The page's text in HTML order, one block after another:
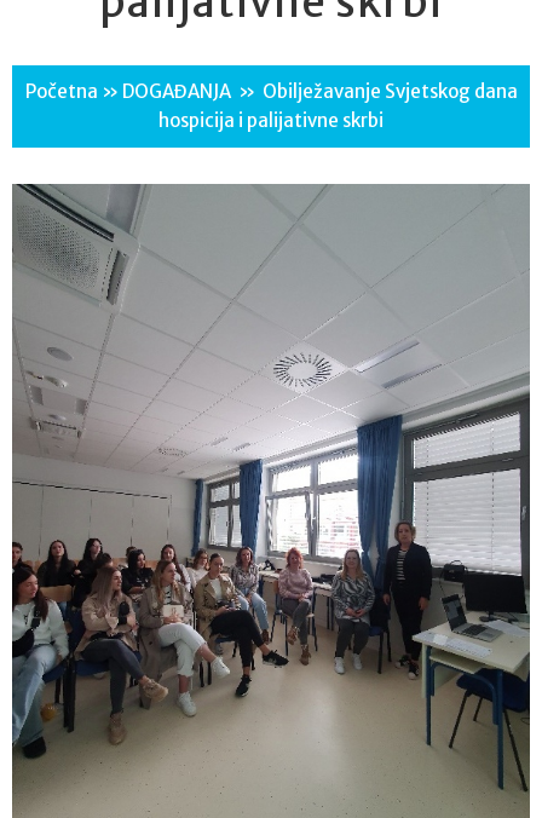
Početna » DOGAĐANJA » Obilježavanje Svjetskog dana
hospicija i palijativne skrbi